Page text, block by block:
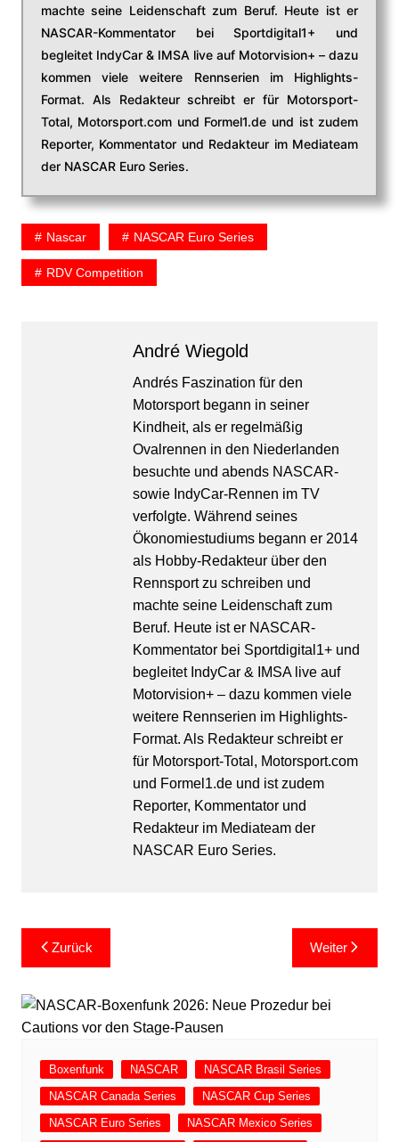
machte seine Leidenschaft zum Beruf. Heute ist er
NASCAR-Kommentator bei Sportdigital1+ und
begleitet IndyCar & IMSA live auf Motorvision+ – dazu
kommen viele weitere Rennserien im Highlights-
Format. Als Redakteur schreibt er für Motorsport-
Total, Motorsport.com und Formel1.de und ist zudem
Reporter, Kommentator und Redakteur im Mediateam
der NASCAR Euro Series.
Nascar NASCAR Euro Series
RDV Competition
André Wiegold
Andrés Faszination für den
Motorsport begann in seiner
Kindheit, als er regelmäßig
Ovalrennen in den Niederlanden
besuchte und abends NASCAR-
sowie IndyCar-Rennen im TV
verfolgte. Während seines
Ökonomiestudiums begann er 2014
als Hobby-Redakteur über den
Rennsport zu schreiben und
machte seine Leidenschaft zum
Beruf. Heute ist er NASCAR-
Kommentator bei Sportdigital1+ und
begleitet IndyCar & IMSA live auf
Motorvision+ – dazu kommen viele
weitere Rennserien im Highlights-
Format. Als Redakteur schreibt er
für Motorsport-Total, Motorsport.com
und Formel1.de und ist zudem
Reporter, Kommentator und
Redakteur im Mediateam der
NASCAR Euro Series.
Beitragsnavigation
Zurück Weiter
Boxenfunk NASCAR
NASCAR Brasil Series
NASCAR Canada Series
NASCAR Cup Series
NASCAR Euro Series
NASCAR Mexico Series